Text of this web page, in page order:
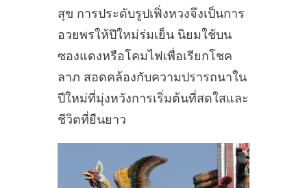
สุข การประดับรูปเฟิ่งหวงจึงเป็นการ
อวยพรให้ปีใหม่ร่มเย็น นิยมใช้บน
ซองแดงหรือโคมไฟเพื่อเรียกโชค
ลาภ สอดคล้องกับความปรารถนาใน
ปีใหม่ที่มุ่งหวังการเริ่มต้นที่สดใสและ
ชีวิตที่ยืนยาว